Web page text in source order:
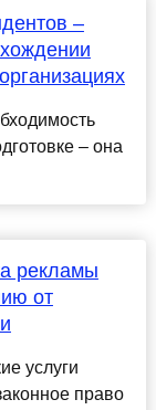
–
– она
рекламы
от
услуги
право